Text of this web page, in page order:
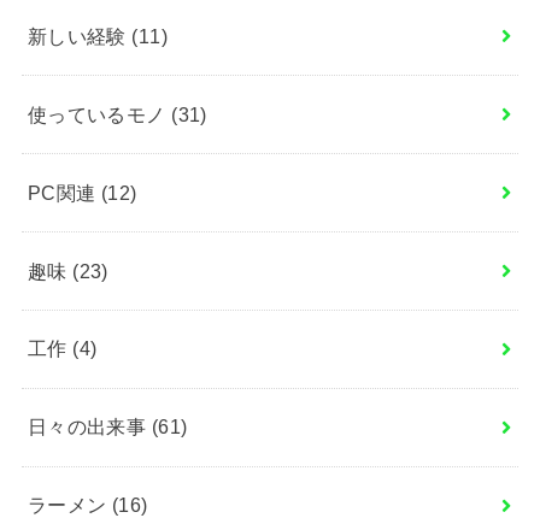
新しい経験 (11)
使っているモノ (31)
PC関連 (12)
趣味 (23)
工作 (4)
日々の出来事 (61)
ラーメン (16)